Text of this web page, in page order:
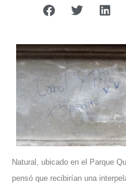
Natural, ubicado en el Parque
pensó que recibirían una